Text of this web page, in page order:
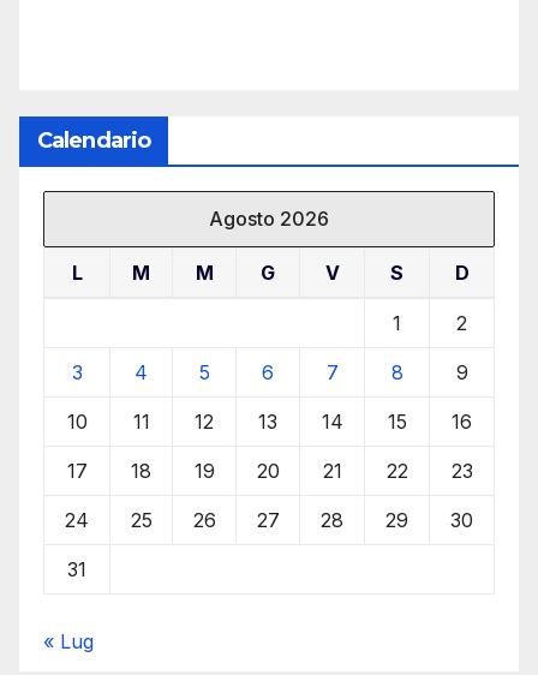
Calendario
Agosto 2026
L M M G V S D
1 2
3 4 5 6 7 8 9
10 11 12 13 14 15 16
17 18 19 20 21 22 23
24 25 26 27 28 29 30
31
« Lug